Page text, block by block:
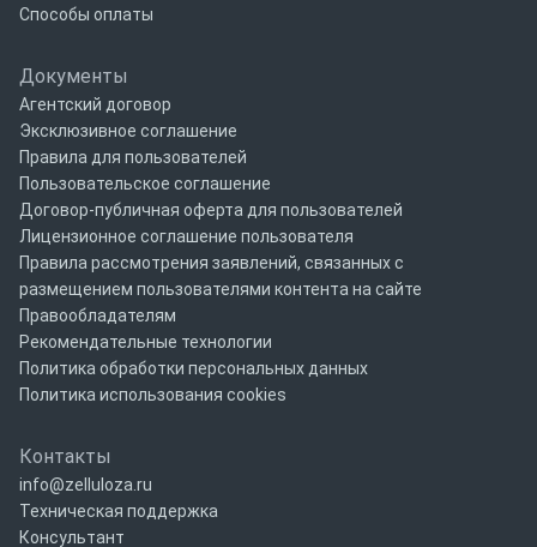
Способы оплаты
Документы
Агентский договор
Эксклюзивное соглашение
Правила для пользователей
Пользовательское соглашение
Договор-публичная оферта для пользователей
Лицензионное соглашение пользователя
Правила рассмотрения заявлений, связанных с
размещением пользователями контента на сайте
Правообладателям
Рекомендательные технологии
Политика обработки персональных данных
Политика использования cookies
Контакты
info@zelluloza.ru
Техническая поддержка
Консультант